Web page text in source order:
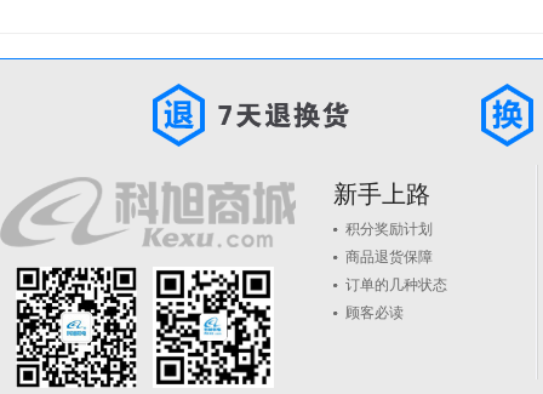
新手上路
积分奖励计划
商品退货保障
订单的几种状态
顾客必读